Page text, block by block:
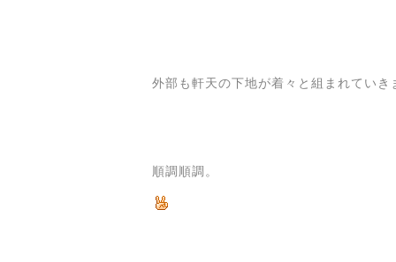
外部も軒天の下地が着々と組まれていき
順調順調。